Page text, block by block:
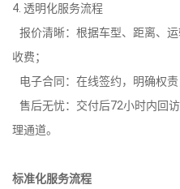
4. 透明化服务流程
报价清晰：根据车型、距离、
收费；
电子合同：在线签约，明确权
售后无忧：交付后72小时内回
理通道。
标准化服务流程